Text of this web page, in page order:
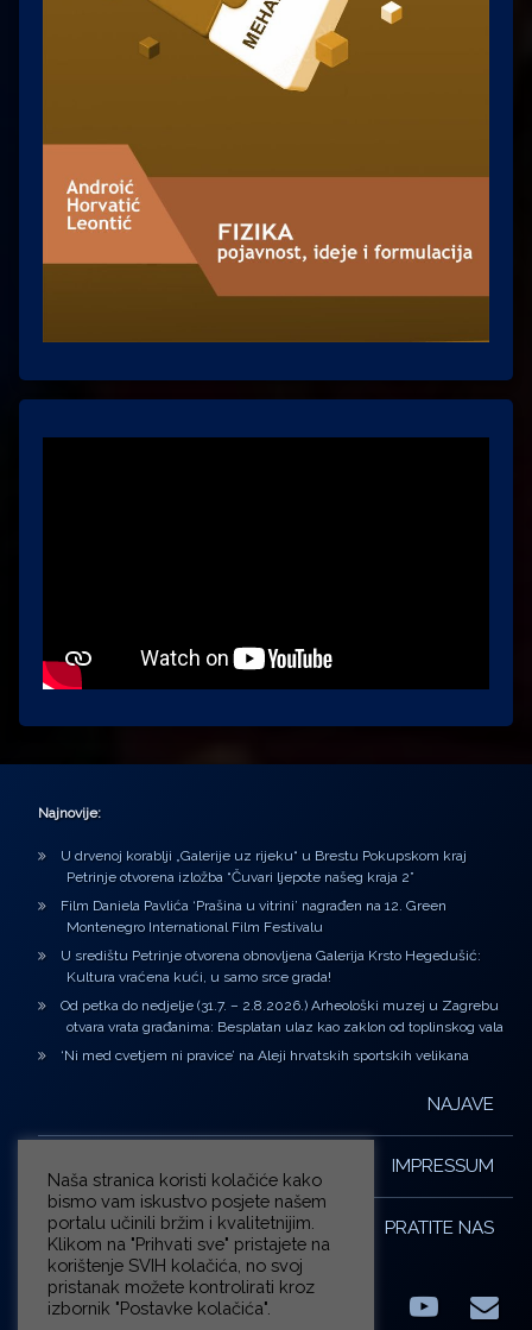
Najnovije:
U drvenoj korablji „Galerije uz rijeku“ u Brestu Pokupskom kraj
Petrinje otvorena izložba “Čuvari ljepote našeg kraja 2”
Film Daniela Pavlića ‘Prašina u vitrini’ nagrađen na 12. Green
Montenegro International Film Festivalu
U središtu Petrinje otvorena obnovljena Galerija Krsto Hegedušić:
Kultura vraćena kući, u samo srce grada!
Od petka do nedjelje (31.7. – 2.8.2026.) Arheološki muzej u Zagrebu
otvara vrata građanima: Besplatan ulaz kao zaklon od toplinskog vala
‘Ni med cvetjem ni pravice’ na Aleji hrvatskih sportskih velikana
NAJAVE
IMPRESSUM
PRATITE NAS
FacebookLinkedIn E-
Naša stranica koristi kolačiće kako
bismo vam iskustvo posjete našem
portalu učinili bržim i kvalitetnijim.
Klikom na "Prihvati sve" pristajete na
korištenje SVIH kolačića, no svoj
pristanak možete kontrolirati kroz
izbornik "Postavke kolačića".